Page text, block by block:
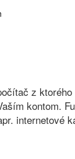
z
kontom.
internetové